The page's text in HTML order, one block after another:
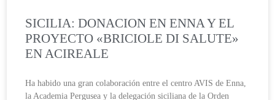
SICILIA: DONACION EN ENNA Y EL
PROYECTO «BRICIOLE DI SALUTE»
EN ACIREALE
Ha habido una gran colaboración entre el centro AVIS de Enna,
la Academia Pergusea y la delegación siciliana de la Orden